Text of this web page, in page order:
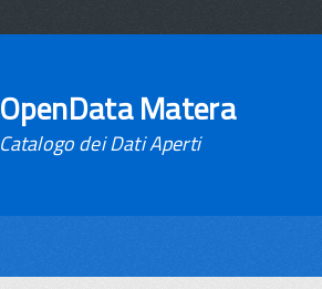
OpenData Matera
Catalogo dei Dati Aperti